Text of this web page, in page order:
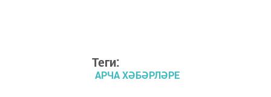
Теги:
АРЧА ХӘБӘРЛӘРЕ